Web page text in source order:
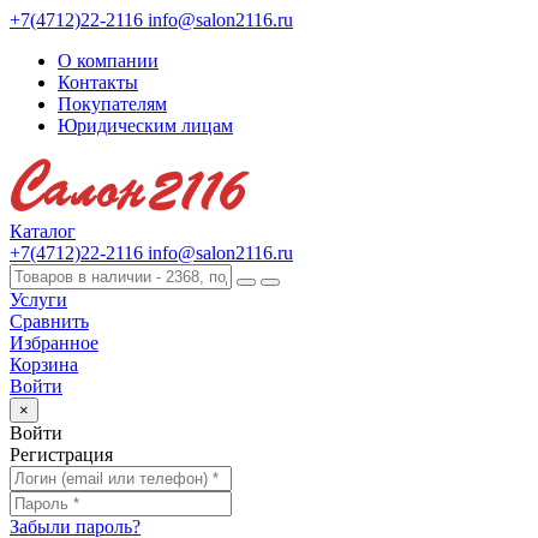
+7(4712)22-2116 info@salon2116.ru
О компании
Контакты
Покупателям
Юридическим лицам
Каталог
+7(4712)22-2116 info@salon2116.ru
Услуги
Сравнить
Избранное
Корзина
Войти
×
Войти
Регистрация
Забыли пароль?